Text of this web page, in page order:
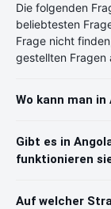
Die folgenden
beliebtesten
Frage nicht
gestellten Fragen
Wo kann man in
Gibt es in
funktionieren
Auf welcher